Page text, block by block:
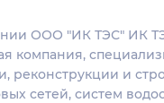
ООО "ИК ТЭС" ИК
компания,
реконструкции и
сетей, систем